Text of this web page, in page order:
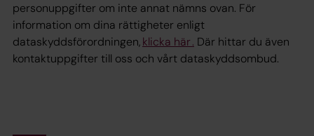
personuppgifter om inte annat nämns ovan. För
information om dina rättigheter enligt
dataskyddsförordningen,klicka här . Där hittar du även
kontaktuppgifter till oss och vårt dataskyddsombud.